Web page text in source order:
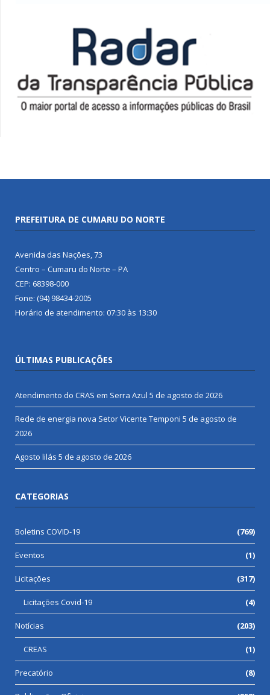
PREFEITURA DE CUMARU DO NORTE
Avenida das Nações, 73
Centro – Cumaru do Norte – PA
CEP: 68398-000
Fone: (94) 98434-2005
Horário de atendimento: 07:30 às 13:30
ÚLTIMAS PUBLICAÇÕES
Atendimento do CRAS em Serra Azul 5 de agosto de 2026
Rede de energia nova Setor Vicente Temponi 5 de agosto de
2026
Agosto lilás 5 de agosto de 2026
CATEGORIAS
Boletins COVID-19 (769)
Eventos (1)
Licitações (317)
Licitações Covid-19 (4)
Notícias (203)
CREAS (1)
Precatório (8)